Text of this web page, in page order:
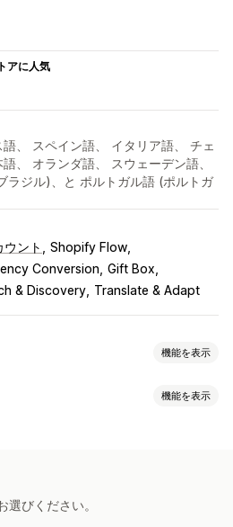
アに人気
、 スペイン語、 イタリア語、 チェ
、 オランダ語、 スウェーデン語、
ラジル)、と ポルトガル語 (ポルトガ
ウント
Shopify Flow
Conversion Gift Box
& Discovery Translate & Adapt
機能を表示
ロップエディタ
機能を表示
選びください。